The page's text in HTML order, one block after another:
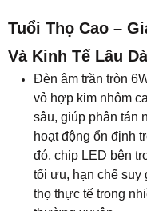
Công nghệ driver
kiện khỏi tình trạng
Việt Nam. Đèn vận
phát sinh nhiệt
định lâu dài.
Đặc biệt, vật liệu
giúp bề mặt đèn
ố vàng theo thời
mica cao cấp, ánh